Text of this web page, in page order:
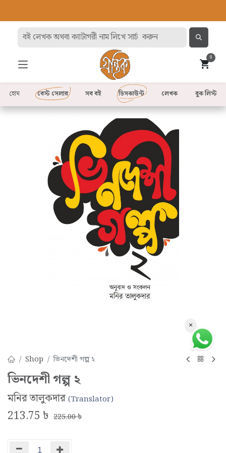
0
হোম বেস্ট সেলার সব বই লেখক
ডিসকাউন্ট বুক লিস্ট
Shop ভিনদেশী গল্প ২
ভিনদেশী গল্প ২
মনির তালুকদার (Translator)
213.75 ৳ 225.00৳
×